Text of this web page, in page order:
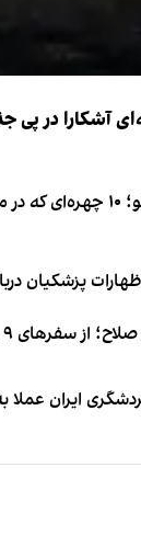
آشکارا در
پزشکیان
تا خوابیدن زیر آسمان قاهره
ایران